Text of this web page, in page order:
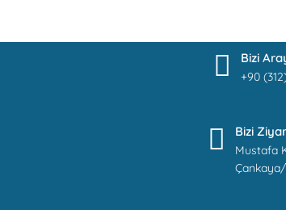
Bizi
+90
Bizi
Mustafa